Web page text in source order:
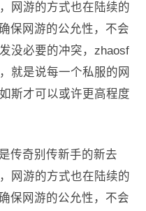
网游的方式也在陆续的
保网游的公允性，不会
没必要的冲突，zhaosf
就是说每一个私服的网
斯才可以或许更高程度
传奇别传新手的新去
网游的方式也在陆续的
保网游的公允性，不会